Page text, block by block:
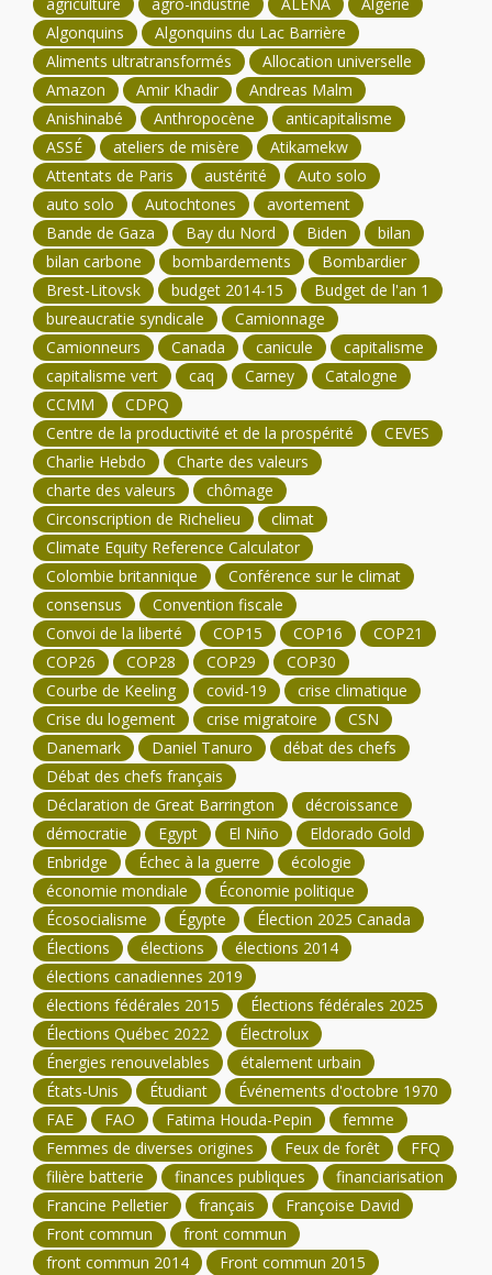
agriculture agro-industrie ALÉNA
Algérie
Algonquins
Algonquins du Lac Barrière
Aliments ultratransformés
Allocation universelle
Amazon
Amir Khadir
Andreas Malm
Anishinabé
Anthropocène
anticapitalisme
ASSÉ
ateliers de misère
Atikamekw
Attentats de Paris
austérité
Auto solo
auto solo
Autochtones
avortement
Bande de Gaza
Bay du Nord Biden
bilan
bilan carbone
bombardements
Bombardier
Brest-Litovsk
budget 2014-15
Budget de l'an 1
bureaucratie syndicale
Camionnage
Camionneurs
Canada canicule
capitalisme
capitalisme vert
caq Carney
Catalogne
CCMM
CDPQ
Centre de la productivité et de la prospérité
CEVES
Charlie Hebdo
Charte des valeurs
charte des valeurs
chômage
Circonscription de Richelieu
climat
Climate Equity Reference Calculator
Colombie britannique
Conférence sur le climat
consensus
Convention fiscale
Convoi de la liberté
COP15 COP16
COP21
COP26
COP28 COP29
COP30
Courbe de Keeling
covid-19
crise climatique
Crise du logement
crise migratoire
CSN
Danemark
Daniel Tanuro
débat des chefs
Débat des chefs français
Déclaration de Great Barrington
décroissance
démocratie
Egypt El Niño
Eldorado Gold
Enbridge
Échec à la guerre
écologie
économie mondiale
Économie politique
Écosocialisme
Égypte
Élection 2025 Canada
Élections
élections
élections 2014
élections canadiennes 2019
élections fédérales 2015
Élections fédérales 2025
Élections Québec 2022
Électrolux
Énergies renouvelables
étalement urbain
États-Unis
Étudiant
Événements d'octobre 1970
FAE
FAO Fatima Houda-Pepin
femme
Femmes de diverses origines
Feux de forêt
FFQ
filière batterie
finances publiques
financiarisation
Francine Pelletier
français
Françoise David
Front commun
front commun
front commun 2014
Front commun 2015